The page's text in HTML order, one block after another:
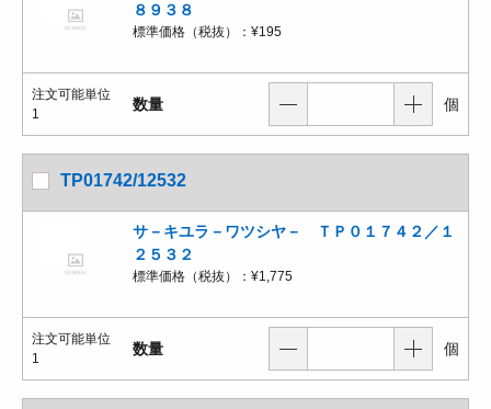
８９３８
標準価格（税抜）： ¥195
注文可能単位
1
数量 個
TP01742/12532
サ－キユラ－ワツシヤ－ ＴＰ０１７４２／１
２５３２
標準価格（税抜）： ¥1,775
注文可能単位
1
数量 個